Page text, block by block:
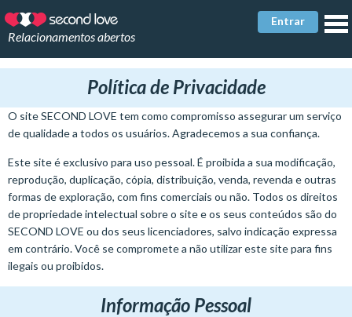
Relacionamentos abertos
Entrar
Política de Privacidade
O site SECOND LOVE tem como compromisso assegurar um serviço
de qualidade a todos os usuários. Agradecemos a sua confiança.
Este site é exclusivo para uso pessoal. É proibida a sua modificação,
reprodução, duplicação, cópia, distribuição, venda, revenda e outras
formas de exploração, com fins comerciais ou não. Todos os direitos
de propriedade intelectual sobre o site e os seus conteúdos são do
SECOND LOVE ou dos seus licenciadores, salvo indicação expressa
em contrário. Você se compromete a não utilizar este site para fins
ilegais ou proibidos.
Informação Pessoal